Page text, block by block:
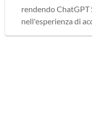
rendendo ChatGPT
nell'esperienza di